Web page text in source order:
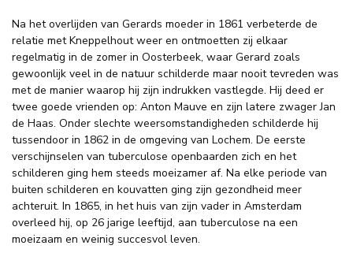
Na het overlijden van Gerards moeder in 1861 verbeterde de
relatie met Kneppelhout weer en ontmoetten zij elkaar
regelmatig in de zomer in Oosterbeek, waar Gerard zoals
gewoonlijk veel in de natuur schilderde maar nooit tevreden was
met de manier waarop hij zijn indrukken vastlegde. Hij deed er
twee goede vrienden op: Anton Mauve en zijn latere zwager Jan
de Haas. Onder slechte weersomstandigheden schilderde hij
tussendoor in 1862 in de omgeving van Lochem. De eerste
verschijnselen van tuberculose openbaarden zich en het
schilderen ging hem steeds moeizamer af. Na elke periode van
buiten schilderen en kouvatten ging zijn gezondheid meer
achteruit. In 1865, in het huis van zijn vader in Amsterdam
overleed hij, op 26 jarige leeftijd, aan tuberculose na een
moeizaam en weinig succesvol leven.